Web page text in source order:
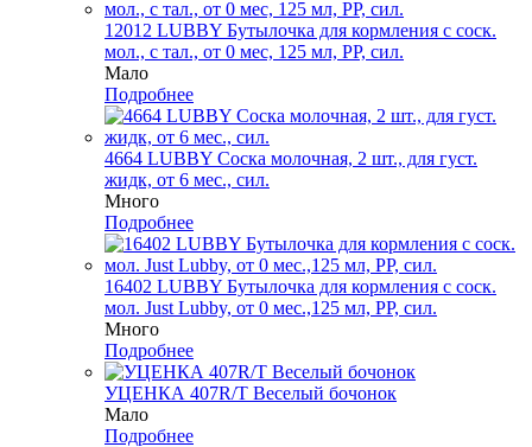
12012 LUBBY Бутылочка для кормления с соск.
мол., с тал., от 0 мес, 125 мл, PP, сил.
Мало
Подробнее
4664 LUBBY Соска молочная, 2 шт., для густ.
жидк, от 6 мес., сил.
Много
Подробнее
16402 LUBBY Бутылочка для кормления с соск.
мол. Just Lubby, от 0 мес.,125 мл, PP, сил.
Много
Подробнее
УЦЕНКА 407R/Т Веселый бочонок
Мало
Подробнее